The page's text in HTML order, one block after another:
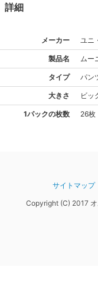
詳細
メーカー ユニ
製品名 ムー
タイプ パン
大きさ ビッ
1パックの枚数 26枚
サイトマップ
Copyright (C) 2017